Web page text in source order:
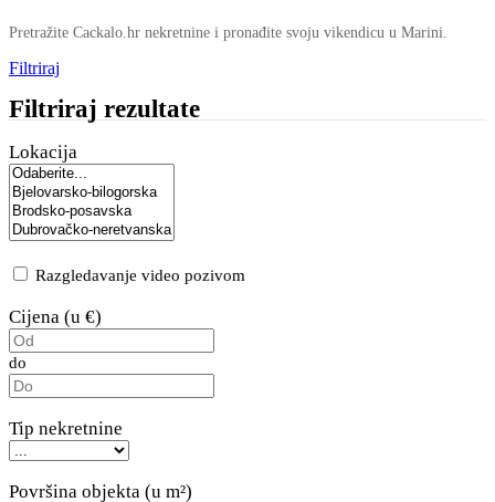
Pretražite Cackalo.hr nekretnine i pronađite svoju vikendicu u Marini.
Filtriraj
Filtriraj rezultate
Lokacija
Razgledavanje video pozivom
Cijena (u €)
do
Tip nekretnine
Površina objekta (u m²)